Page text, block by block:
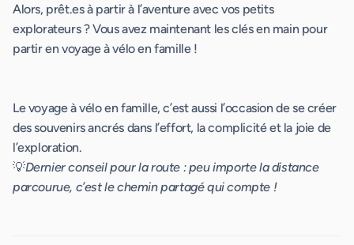
Alors, prêt.es à partir à l’aventure avec vos petits
explorateurs ? Vous avez maintenant les clés en main pour
partir en voyage à vélo en famille !
Le voyage à vélo en famille, c’est aussi l’occasion de se créer
des souvenirs ancrés dans l’effort, la complicité et la joie de
l’exploration.
💡Dernier conseil pour la route : peu importe la distance
parcourue, c’est le chemin partagé qui compte !